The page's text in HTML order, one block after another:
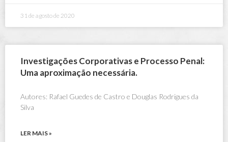
31 de agosto de 2020
Investigações Corporativas e Processo Penal:
Uma aproximação necessária.
Autores: Rafael Guedes de Castro e Douglas Rodrigues da
Silva
LER MAIS »